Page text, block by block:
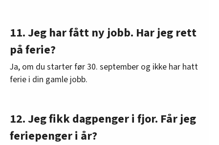
11. Jeg har fått ny jobb. Har jeg rett
på ferie?
Ja, om du starter før 30. september og ikke har hatt
ferie i din gamle jobb.
12. Jeg fikk dagpenger i fjor. Får jeg
feriepenger i år?